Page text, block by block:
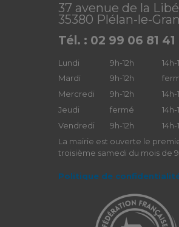
37 avenue de la
35380 Plélan-le-
Tél. : 02 99 06 81 41
Lundi 9h-12h
14h-
Mardi
9h-12h
Mercredi
9h-12h
14h-
Jeudi
fermé
14h-
Vendredi
9h-12h
La mairie est ouverte le
troisième samedi du mois de
Politique de